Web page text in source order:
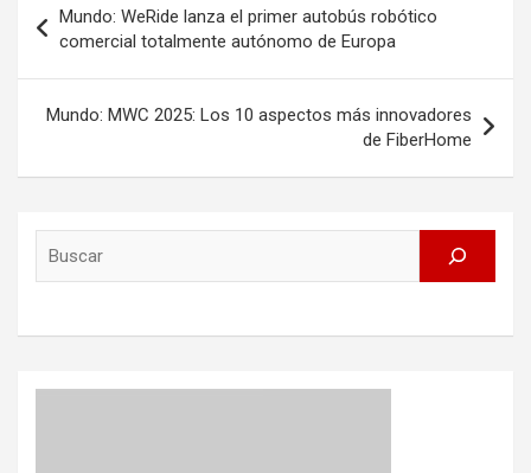
navigation
Mundo: WeRide lanza el primer autobús robótico
comercial totalmente autónomo de Europa
Mundo: MWC 2025: Los 10 aspectos más innovadores
de FiberHome